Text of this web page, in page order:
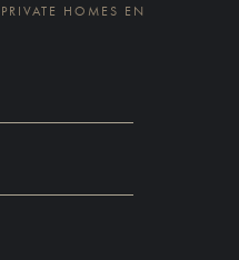
HOMES EN